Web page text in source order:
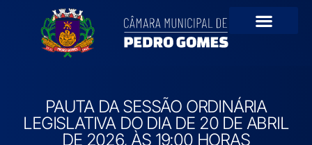
PAUTA DA SESSÃO ORDINÁRIA
LEGISLATIVA DO DIA DE 20 DE ABRIL
DE 2026, ÀS 19:00 HORAS